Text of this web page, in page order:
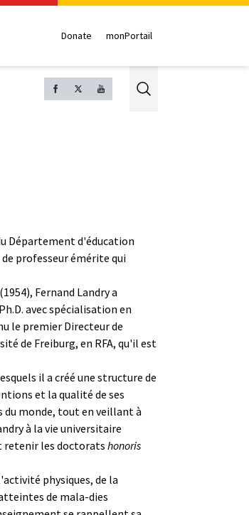
Donate monPortail
Search
Département d'éducation
professeur émérite qui
Fernand Landry a
avec spécialisation en
le premier Directeur de
de Freiburg, en RFA, qu'il est
il a créé une structure de
et la qualité de ses
du monde, tout en veillant à
à la vie universitaire
retenir les doctorats honoris
physiques, de la
de mala-dies